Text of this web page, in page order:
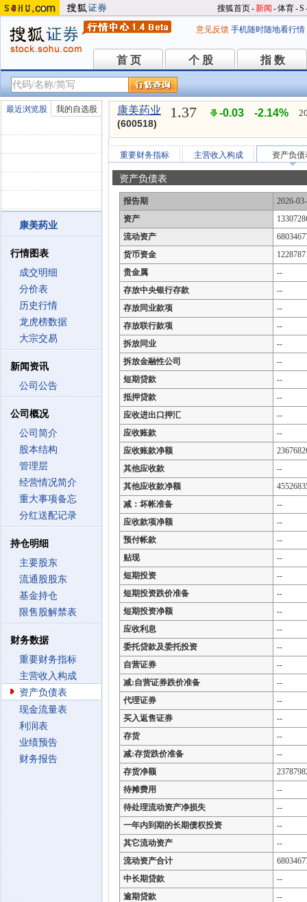
搜狐首页-新闻 -体育-S
意见反馈 手机随时随地看行情
首 页
首 页 个 股
个 股 指 数
指 数
最近浏览股 我的自选股
康美药业
行情图表
成交明细
分价表
历史行情
龙虎榜数据
大宗交易
新闻资讯
公司公告
公司概况
公司简介
股本结构
管理层
经营情况简介
重大事项备忘
分红送配记录
持仓明细
主要股东
流通股股东
基金持仓
限售股解禁表
财务数据
重要财务指标
主营收入构成
资产负债表
现金流量表
利润表
业绩预告
财务报告
康美药业
(600518)
1.37 -0.03 -2.14%
重要财务指标 主营收入构成 资产负债
资产负债表
报告期
2026-
资产
流动资产
货币资金
贵金属
--
存放中央银行存款
--
存放同业款项
--
存放联行款项
--
拆放同业
--
拆放金融性公司
--
短期贷款
--
抵押贷款
--
应收进出口押汇
--
应收账款
--
应收账款净额
其他应收款
--
其他应收款净额
减：坏帐准备
--
应收款项净额
--
预付帐款
--
贴现
--
短期投资
--
短期投资跌价准备
--
短期投资净额
--
应收利息
--
委托贷款及委托投资
--
自营证券
--
减:自营证券跌价准备
--
代理证券
--
买入返售证券
--
存货
--
减:存货跌价准备
--
存货净额
待摊费用
--
待处理流动资产净损失
--
一年内到期的长期债权投资
--
其它流动资产
--
流动资产合计
中长期贷款
--
逾期贷款
--